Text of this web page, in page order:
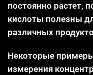
постоянно растет,
кислоты полезны
различных
Некоторые
измерения